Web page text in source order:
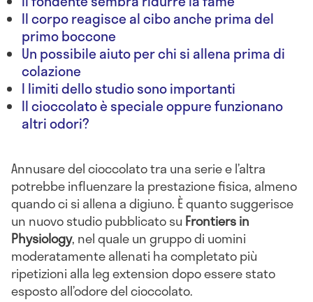
Il corpo reagisce al cibo anche prima del
primo boccone
Un possibile aiuto per chi si allena prima di
colazione
I limiti dello studio sono importanti
Il cioccolato è speciale oppure funzionano
altri odori?
Annusare del cioccolato tra una serie e l’altra
potrebbe influenzare la prestazione fisica, almeno
quando ci si allena a digiuno. È quanto suggerisce
un nuovo studio pubblicato su Frontiers in
Physiology, nel quale un gruppo di uomini
moderatamente allenati ha completato più
ripetizioni alla leg extension dopo essere stato
esposto all’odore del cioccolato.